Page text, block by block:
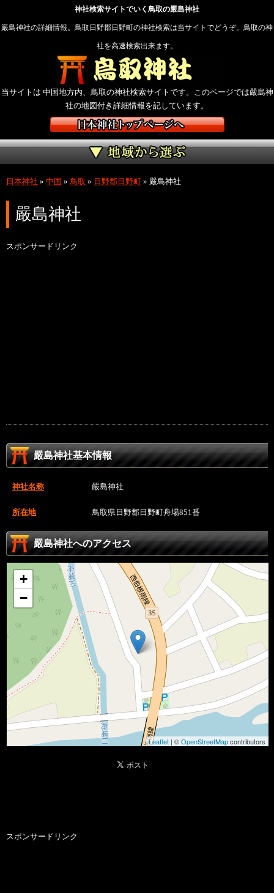
神社検索サイトでいく鳥取の嚴島神社
嚴島神社の詳細情報。鳥取日野郡日野町の神社検索は当サイトでどうぞ。鳥取の神
社を高速検索出来ます。
当サイトは 中国地方内、鳥取の神社検索サイトです。このページでは嚴島神
社の地図付き詳細情報を記しています。
日本神社 » 中国 » 鳥取 » 日野郡日野町 » 嚴島神社
嚴島神社
スポンサードリンク
嚴島神社基本情報
神社名称 嚴島神社
所在地 鳥取県日野郡日野町舟場851番
嚴島神社へのアクセス
+
−
Leaflet | ©OpenStreetMapcontributors
スポンサードリンク